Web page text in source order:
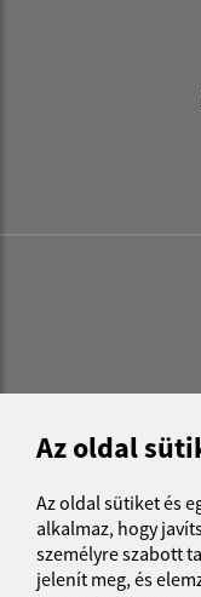
Az oldal
Az oldal sütiket és
alkalmaz, hogy
személyre szabott
jelenít meg, és